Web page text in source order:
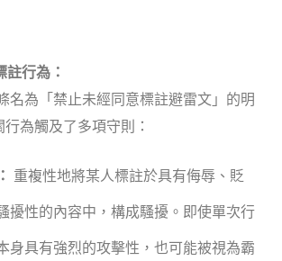
行為：
名為「禁止未經同意標註避雷文」的明
為觸及了多項守則：
重複性地將某人標註於具有侮辱、貶
擾性的內容中，構成騷擾。即使單次行
身具有強烈的攻擊性，也可能被視為霸